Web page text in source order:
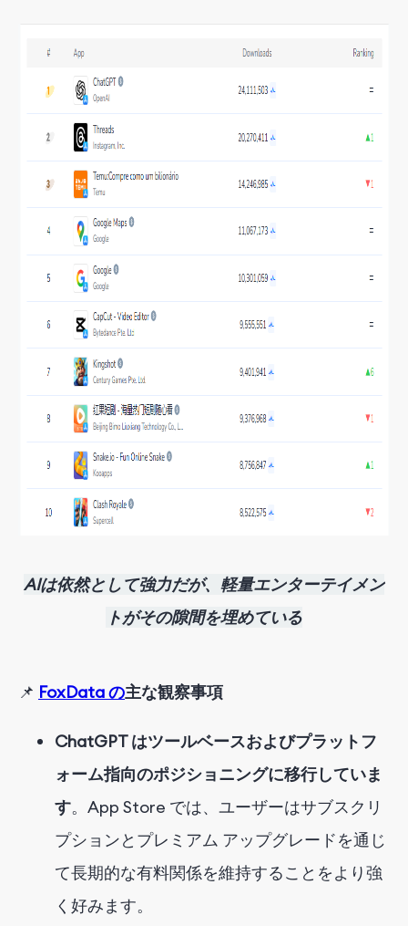
AIは依然として強力だが、軽量エンターテイメン
トがその隙間を埋めている
📌 FoxData の主な観察事項
ChatGPT はツールベースおよびプラットフ
ォーム指向のポジショニングに移行していま
す。App Store では、ユーザーはサブスクリ
プションとプレミアム アップグレードを通じ
て長期的な有料関係を維持することをより強
く好みます。